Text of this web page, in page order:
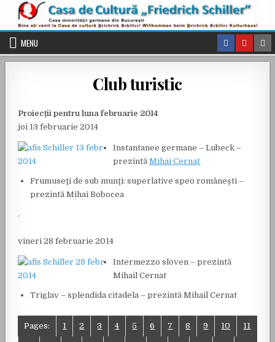
Skip to content
MENU
Club turistic
Proiecții pentru lunafebruarie 2014
joi 13 februarie 2014
Instantanee germane – Lubeck –
prezintăMihai Cernat
Frumuseţi de sub munţi: superlative speo româneşti –
prezintă Mihai Bobocea
.
vineri 28 februarie 2014
Intermezzo sloven – prezintă
Mihail Cernat
Triglav – splendida citadela – prezintă Mihail Cernat
Pages: 1 2 3 4 5 6 7 8 9 10 11